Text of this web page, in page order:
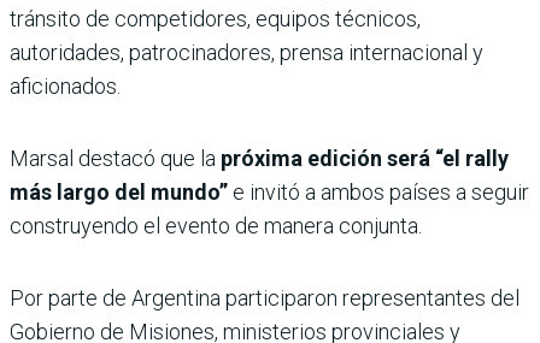
tránsito de competidores, equipos técnicos,
autoridades, patrocinadores, prensa internacional y
aficionados.
Marsal destacó que la próxima edición será “el rally
más largo del mundo” e invitó a ambos países a seguir
construyendo el evento de manera conjunta.
Por parte de Argentina participaron representantes del
Gobierno de Misiones, ministerios provinciales y